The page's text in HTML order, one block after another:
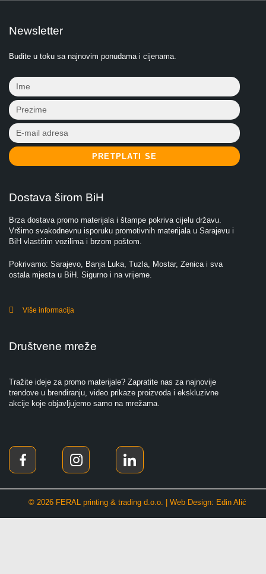
Newsletter
Budite u toku sa najnovim ponudama i cijenama.
PRETPLATI SE
Dostava širom BiH
Brza dostava promo materijala i štampe pokriva cijelu državu.
Vršimo svakodnevnu isporuku promotivnih materijala u Sarajevu i
BiH vlastitim vozilima i brzom poštom.
Pokrivamo: Sarajevo, Banja Luka, Tuzla, Mostar, Zenica i sva
ostala mjesta u BiH. Sigurno i na vrijeme.
Više informacija
Društvene mreže
Tražite ideje za promo materijale? Zapratite nas za najnovije
trendove u brendiranju, video prikaze proizvoda i ekskluzivne
akcije koje objavljujemo samo na mrežama.
© 2026 FERAL printing & trading d.o.o. | Web Design: Edin Alić